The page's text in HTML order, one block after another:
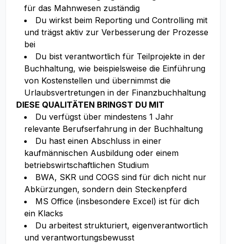
für das Mahnwesen zuständig
Du wirkst beim Reporting und Controlling mit
und trägst aktiv zur Verbesserung der Prozesse
bei
Du bist verantwortlich für Teilprojekte in der
Buchhaltung, wie beispielsweise die Einführung
von Kostenstellen und übernimmst die
Urlaubsvertretungen in der Finanzbuchhaltung
DIESE QUALITÄTEN BRINGST DU MIT
Du verfügst über mindestens 1 Jahr
relevante Berufserfahrung in der Buchhaltung
Du hast einen Abschluss in einer
kaufmännischen Ausbildung oder einem
betriebswirtschaftlichen Studium
BWA, SKR und COGS sind für dich nicht nur
Abkürzungen, sondern dein Steckenpferd
MS Office (insbesondere Excel) ist für dich
ein Klacks
Du arbeitest strukturiert, eigenverantwortlich
und verantwortungsbewusst